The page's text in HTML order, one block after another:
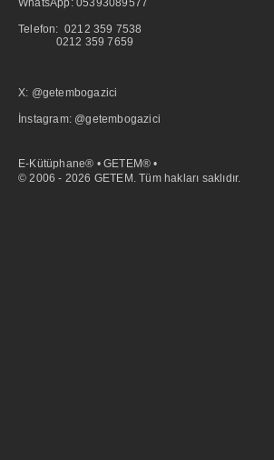
WhatsApp: 05393089577
Telefon: 0212 359 7538
0212 359 7659
X: @getembogazici
İnstagram: @getembogazici
E-Kütüphane® • GETEM® •
© 2006 - 2026 GETEM. Tüm hakları saklıdır.